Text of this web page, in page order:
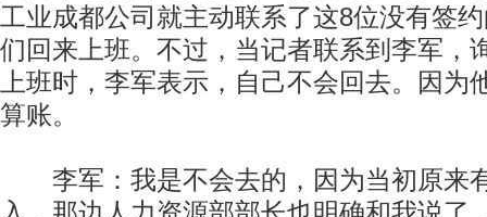
工业成都公司就主动联系了这8位没有签
们回来上班。不过，当记者联系到李军，
上班时，李军表示，自己不会回去。因为
算账。
李军：我是不会去的，因为当初原来